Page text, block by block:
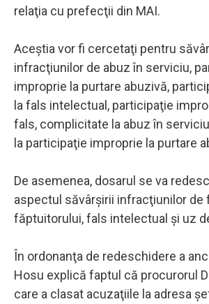
relaţia cu prefecţii din MAI.
Aceştia vor fi cercetaţi pentru
infracţiunilor de abuz în serviciu,
improprie la purtare abuzivă,
la fals intelectual, participaţie
fals, complicitate la abuz în
la participaţie improprie la purtare
De asemenea, dosarul se va
aspectul săvârşirii infracţiunilor de
făptuitorului, fals intelectual şi uz
În ordonanţa de redeschidere a
Hosu explică faptul că procurorul
care a clasat acuzaţiile la adresa